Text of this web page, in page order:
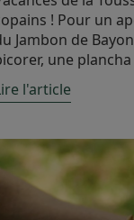
! Pour un
Jambon de
une plancha
l'article